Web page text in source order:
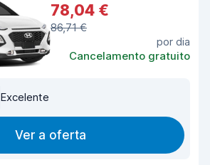
78,04 €
86,71 €
por dia
Cancelamento gratuito
Excelente
Ver a oferta